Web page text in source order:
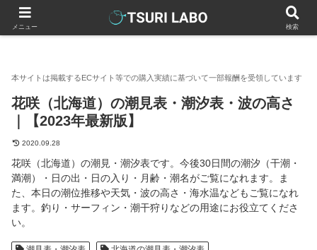
釣りラボマガジン 全国の潮見表・潮汐表 北海道の潮見表・潮
花咲（北海道）の潮見表・潮汐表・波の高さ
｜【2023年最新版】
2020.09.28
花咲（北海道）の潮見・潮汐表です。今後30日間の潮汐（干潮・
満潮）・日の出・日の入り・月齢・潮名がご覧になれます。ま
た、本日の潮位推移や天気・波の高さ・海水温などもご覧になれ
ます。釣り・サーフィン・潮干狩りなどの用途にお役立てくださ
い。
メニュー 検索